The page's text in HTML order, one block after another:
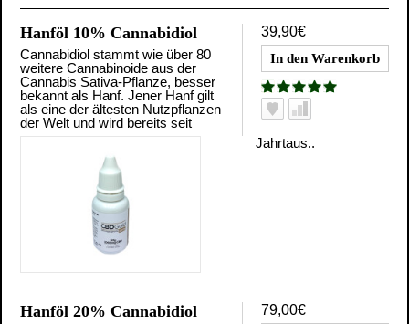
39,90€
Hanföl 10% Cannabidiol
Cannabidiol stammt wie über 80
weitere Cannabinoide aus der
Cannabis Sativa-Pflanze, besser
bekannt als Hanf. Jener Hanf gilt
als eine der ältesten Nutzpflanzen
der Welt und wird bereits seit
Jahrtaus..
79,00€
Hanföl 20% Cannabidiol